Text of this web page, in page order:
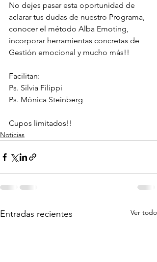
No dejes pasar esta oportunidad de
aclarar tus dudas de nuestro Programa,
conocer el método Alba Emoting,
incorporar herramientas concretas de
Gestión emocional y mucho más!!
Facilitan:
Ps. Silvia Filippi
Ps. Mónica Steinberg
Cupos limitados!!
Noticias
Entradas recientes Ver todo